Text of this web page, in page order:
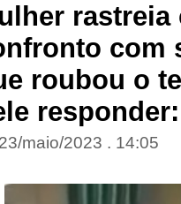
rastreia
com
roubou o
23/maio/2023 . 14:05